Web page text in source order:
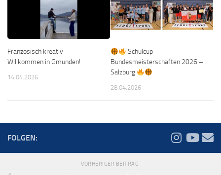
Französisch kreativ –
Willkommen in Gmunden!
14.04.2026
Schulcup
Bundesmeisterschaften 2026 –
Salzburg
28.04.2026
FOLGEN:
VORHERIGER BEITRAG